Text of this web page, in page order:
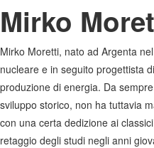
Mirko
Mirko Moretti, nato ad Argenta
nucleare e in seguito progettista
produzione di energia. Da
sviluppo storico, non ha tuttavia
con una certa dedizione ai
retaggio degli studi negli anni